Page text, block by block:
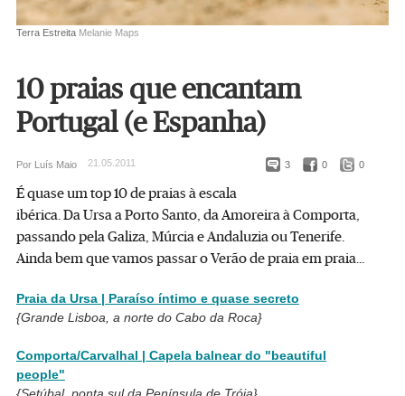
Terra Estreita Melanie Maps
10 praias que encantam
Portugal (e Espanha)
3 0 0
Por Luís Maio 21.05.2011
É quase um top 10 de praias à escala
ibérica. Da Ursa a Porto Santo, da Amoreira à Comporta,
passando pela Galiza, Múrcia e Andaluzia ou Tenerife.
Ainda bem que vamos passar o Verão de praia em praia...
Praia da Ursa | Paraíso íntimo e quase secreto
{Grande Lisboa, a norte do Cabo da Roca}
Comporta/Carvalhal | Capela balnear do "beautiful
people"